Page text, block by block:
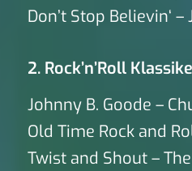
Don’t Stop Believin‘
2. Rock’n’Roll
Johnny B. Goode –
Old Time Rock and
Twist and Shout –